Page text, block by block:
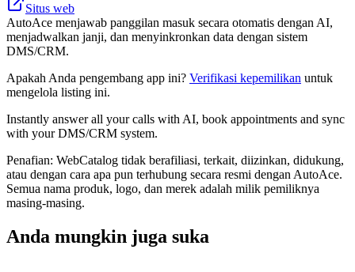
Situs web
AutoAce menjawab panggilan masuk secara otomatis dengan AI,
menjadwalkan janji, dan menyinkronkan data dengan sistem
DMS/CRM.
Apakah Anda pengembang app ini? Verifikasi kepemilikan untuk
mengelola listing ini.
Instantly answer all your calls with AI, book appointments and sync
with your DMS/CRM system.
Penafian: WebCatalog tidak berafiliasi, terkait, diizinkan, didukung,
atau dengan cara apa pun terhubung secara resmi dengan AutoAce.
Semua nama produk, logo, dan merek adalah milik pemiliknya
masing-masing.
Anda mungkin juga suka